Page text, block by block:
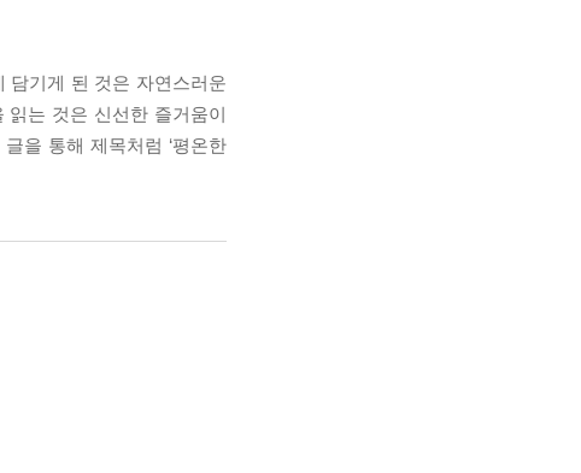
담기게 된 것은 자연스러운
는 것은 신선한 즐거움이
을 통해 제목처럼 ‘평온한